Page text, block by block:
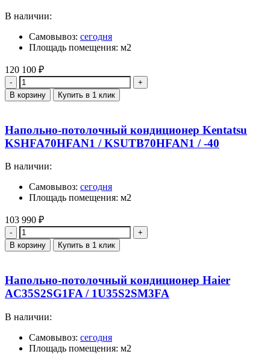
В наличии:
Самовывоз: сегодня
Площадь помещения: м2
120 100 ₽
Количество
В корзину Купить в 1 клик
Напольно-потолочный кондиционер Kentatsu
KSHFA70HFAN1 / KSUTB70HFAN1 / -40
В наличии:
Самовывоз: сегодня
Площадь помещения: м2
103 990 ₽
Количество
В корзину Купить в 1 клик
Напольно-потолочный кондиционер Haier
AC35S2SG1FA / 1U35S2SM3FA
В наличии:
Самовывоз: сегодня
Площадь помещения: м2